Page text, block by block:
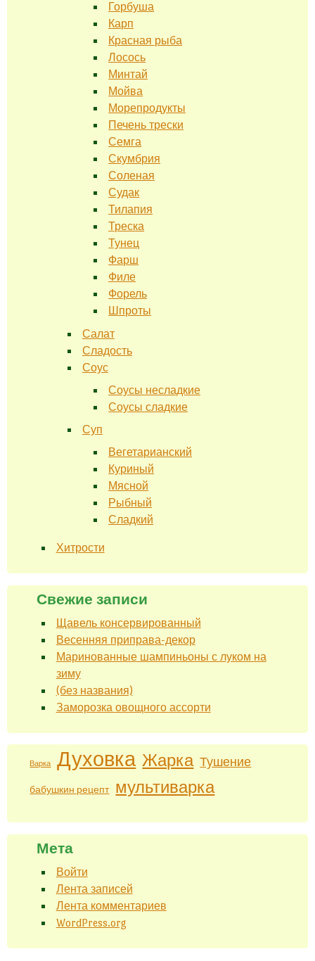
Горбуша
Карп
Красная рыба
Лосось
Минтай
Мойва
Морепродукты
Печень трески
Семга
Скумбрия
Соленая
Судак
Тилапия
Треска
Тунец
Фарш
Филе
Форель
Шпроты
Салат
Сладость
Соус
Соусы несладкие
Соусы сладкие
Суп
Вегетарианский
Куриный
Мясной
Рыбный
Сладкий
Хитрости
Свежие записи
Щавель консервированный
Весенняя приправа-декор
Маринованные шампиньоны с луком на
зиму
(без названия)
Заморозка овощного ассорти
Варка Духовка Жарка Тушение
бабушкин рецепт мультиварка
Мета
Войти
Лента записей
Лента комментариев
WordPress.org